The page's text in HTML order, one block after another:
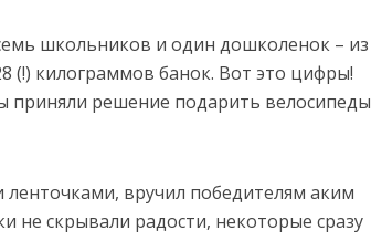
школьников и один дошколенок – из
(!) килограммов банок. Вот это цифры!
приняли решение подарить велосипеды
вручил победителям аким
не скрывали радости, некоторые сразу